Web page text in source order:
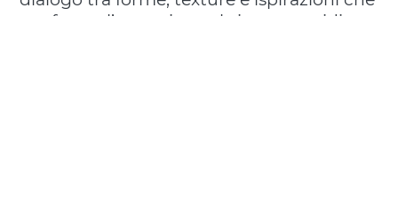
trasforma l’attenzione al vivere quotidiano